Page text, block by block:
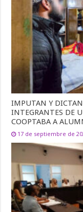
IMPUTAN Y
INTEGRANTES DE
COOPTABA A
17 de septiembre de